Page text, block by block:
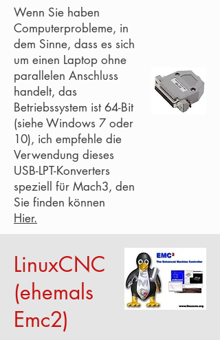
Wenn Sie haben
Computerprobleme, in
dem Sinne, dass es sich
um einen Laptop ohne
parallelen Anschluss
handelt, das
Betriebssystem ist 64-Bit
(siehe Windows 7 oder
10), ich empfehle die
Verwendung dieses
USB-LPT-Konverters
speziell für Mach3, den
Sie finden können
Hier.
LinuxCNC
(ehemals
Emc2)